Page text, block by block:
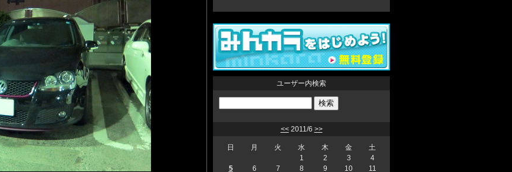
ユーザー内検索
<<2011/6 >>
日 月 火 水 木 金
土
1
2 3
4
5
6 7 8 9 10
11